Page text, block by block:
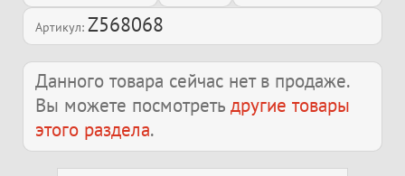
Артикул: Z568068
Данного товара сейчас нет в продаже.
Вы можете посмотреть другие товары
этого раздела.